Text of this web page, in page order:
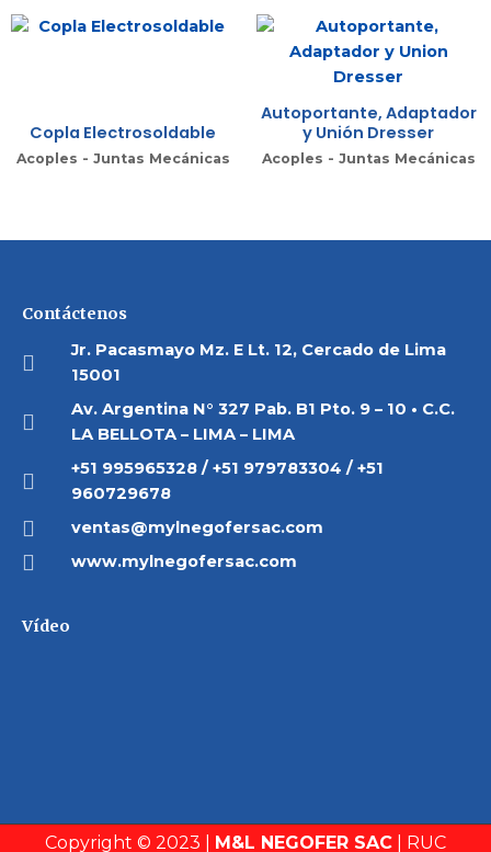
Copla Electrosoldable
Acoples - Juntas Mecánicas
Autoportante, Adaptador
y Unión Dresser
Acoples - Juntas Mecánicas
Contáctenos
Jr. Pacasmayo Mz. E Lt. 12, Cercado de Lima
15001
Av. Argentina N° 327 Pab. B1 Pto. 9 – 10 • C.C.
LA BELLOTA – LIMA – LIMA
+51 995965328 / +51 979783304 / +51
960729678
ventas@mylnegofersac.com
www.mylnegofersac.com
Vídeo
Copyright © 2023 | M&L NEGOFER SAC | RUC